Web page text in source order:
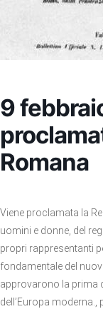
9
Romana
Viene proclamata la
uomini e donne, del
propri rappresentanti
fondamentale del
approvarono la prima
dell’Europa